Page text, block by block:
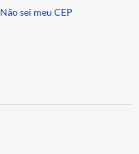
Não sei meu CEP